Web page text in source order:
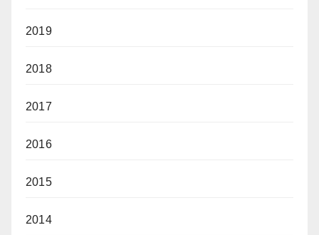
2019
2018
2017
2016
2015
2014